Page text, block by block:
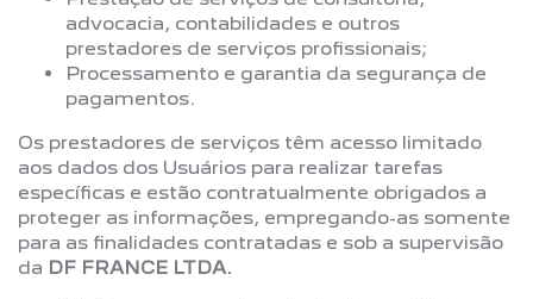
advocacia, contabilidades e outros
prestadores de serviços profissionais;
Processamento e garantia da segurança de
pagamentos.
Os prestadores de serviços têm acesso limitado
aos dados dos Usuários para realizar tarefas
específicas e estão contratualmente obrigados a
proteger as informações, empregando-as somente
para as finalidades contratadas e sob a supervisão
da DF FRANCE LTDA.